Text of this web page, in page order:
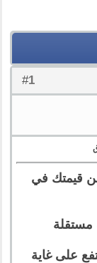
#
1
قيمتك في
على غاية